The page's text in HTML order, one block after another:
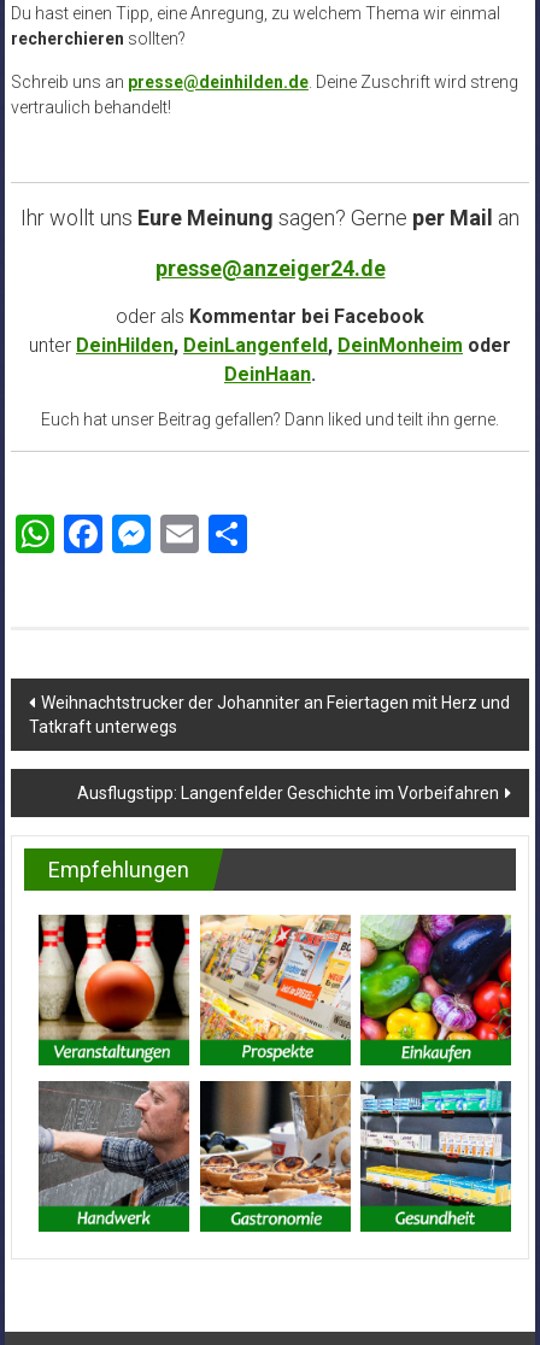
Du hast einen Tipp, eine Anregung, zu welchem Thema wir einmal
recherchieren sollten?
Schreib uns an presse@deinhilden.de. Deine Zuschrift wird streng
vertraulich behandelt!
Ihr wollt uns Eure Meinung sagen? Gerne per Mail an
presse@anzeiger24.de
oder als Kommentar bei Facebook
unter DeinHilden, DeinLangenfeld, DeinMonheim oder
DeinHaan.
Euch hat unser Beitrag gefallen? Dann liked und teilt ihn gerne.
WhatsApp
Facebook
Messenger
Email
Beitragsnavigation
Weihnachtstrucker der Johanniter an Feiertagen mit Herz und
Tatkraft unterwegs
Ausflugstipp: Langenfelder Geschichte im Vorbeifahren
Empfehlungen